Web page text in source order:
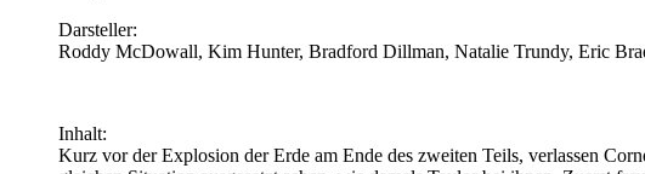
Darsteller:
Roddy McDowall, Kim Hunter, Bradford Dillman, Natalie Trundy, Eric
Inhalt:
Kurz vor der Explosion der Erde am Ende des zweiten Teils, verlassen